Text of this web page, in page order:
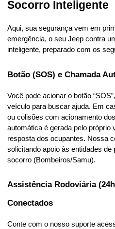
Socorro Inteligente
Aqui, sua segurança vem em
emergência, o seu Jeep contra
inteligente, preparado com os
Botão (SOS) e Chamada
Você pode acionar o botão
veículo para buscar ajuda. Em
ou colisões com acionamento
automática é gerada pelo próprio
resposta dos ocupantes. Nossa
solicitando apoio às entidades
socorro (Bombeiros/Samu).
Assistência Rodoviária
Conectados
Conte com o nosso suporte